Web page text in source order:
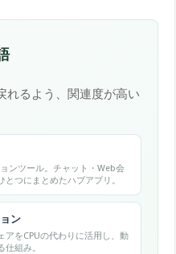
れるよう、関連度が高い
ンツール。チャット・Web会
つにまとめたハブアプリ。
ン
アをCPUの代わりに活用し、動
組み。